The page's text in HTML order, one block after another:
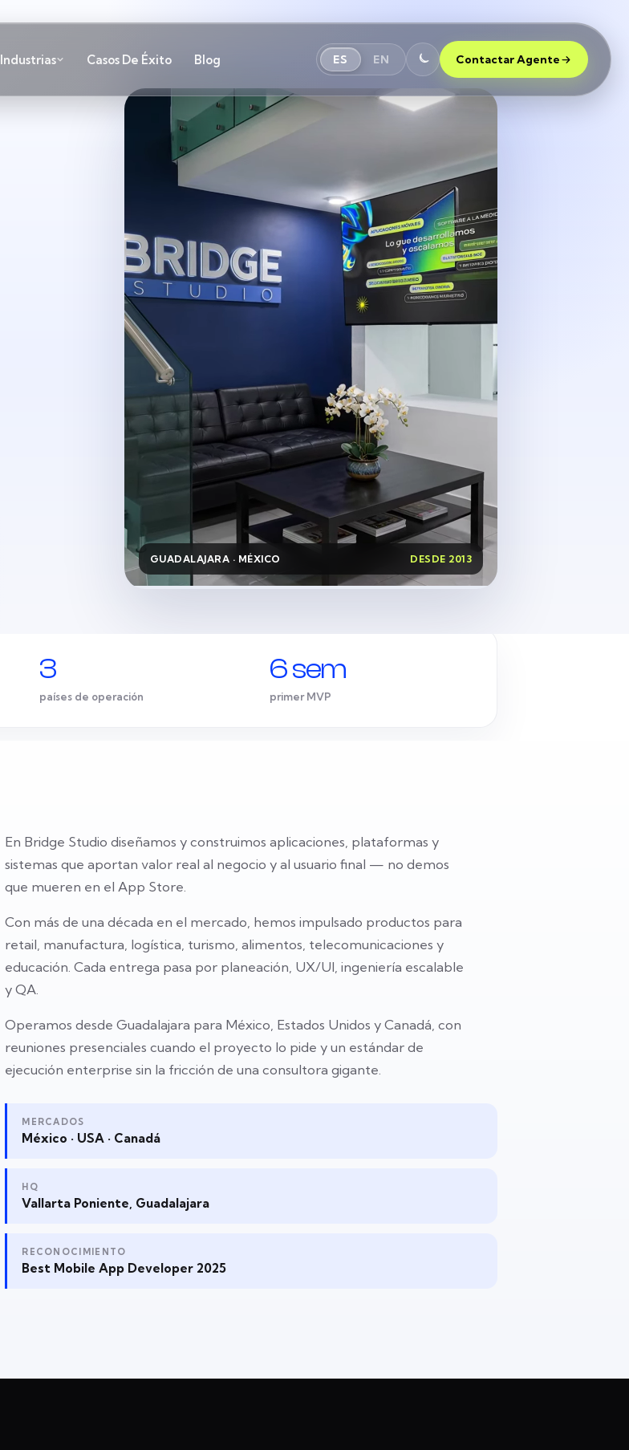
Industrias Casos De Éxito Blog ES EN Contactar Agente
GUADALAJARA · MÉXICO DESDE 2013
3
países de operación
6 sem
primer MVP
En Bridge Studio diseñamos y construimos aplicaciones, plataformas y
sistemas que aportan valor real al negocio y al usuario final — no demos
que mueren en el App Store.
Con más de una década en el mercado, hemos impulsado productos para
retail, manufactura, logística, turismo, alimentos, telecomunicaciones y
educación. Cada entrega pasa por planeación, UX/UI, ingeniería escalable
y QA.
Operamos desde Guadalajara para México, Estados Unidos y Canadá, con
reuniones presenciales cuando el proyecto lo pide y un estándar de
ejecución enterprise sin la fricción de una consultora gigante.
MERCADOS
México · USA · Canadá
HQ
Vallarta Poniente, Guadalajara
RECONOCIMIENTO
Best Mobile App Developer 2025